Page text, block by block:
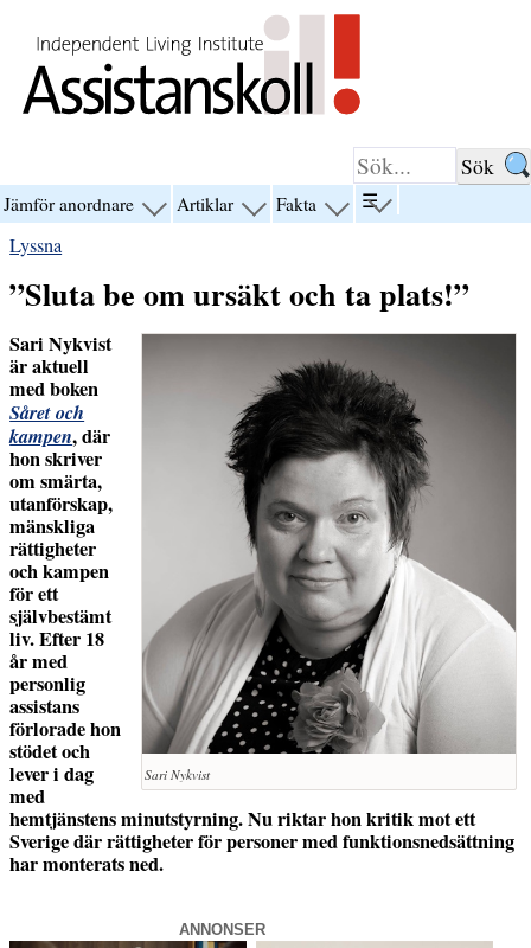
Jämför anordnare visa Artiklar visa Fakta visa
☰visa
menyn
Lyssna
”Sluta be om ursäkt och ta plats!”
Sari Nykvist
Sari Nykvist
är aktuell
med boken
Såret och
kampen, där
hon skriver
om smärta,
utanförskap,
mänskliga
rättigheter
och kampen
för ett
självbestämt
liv. Efter 18
år med
personlig
assistans
förlorade hon
stödet och
lever i dag
med
hemtjänstens minutstyrning. Nu riktar hon kritik mot ett
Sverige där rättigheter för personer med funktionsnedsättning
har monterats ned.
ANNONSER